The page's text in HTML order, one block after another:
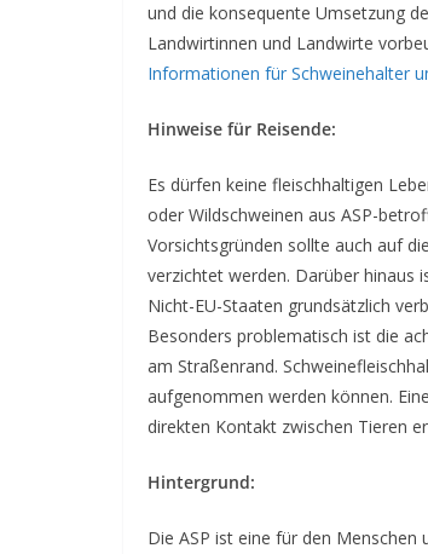
und die konsequente Umsetzung
Landwirtinnen und Landwirte
Informationen für Schweinehalter
Hinweise für Reisende:
Es dürfen keine fleischhaltigen
oder Wildschweinen aus ASP-
Vorsichtsgründen sollte auch auf
verzichtet werden. Darüber hinaus
Nicht-EU-Staaten grundsätzlich
Besonders problematisch ist die
am Straßenrand.
aufgenommen werden können.
direkten Kontakt zwischen Tieren
Hintergrund:
Die ASP ist eine für den Menschen